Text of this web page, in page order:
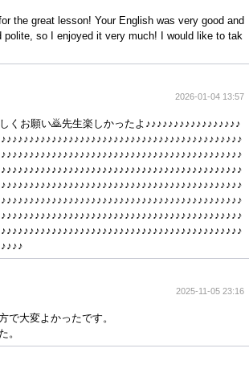
the great lesson! Your English was very good and
polite, so I enjoyed it very much! I would like to tak
2026-01-04 13:57
くお願い🙇先生楽しかったよ♪♪♪♪♪♪♪♪♪♪♪♪♪♪♪♪♪
2025-11-05 23:16
で大変よかったです。
。